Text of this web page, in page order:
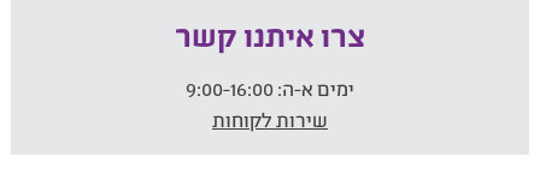
צרו איתנו קשר
ימים א-ה:
שירות לקוחות